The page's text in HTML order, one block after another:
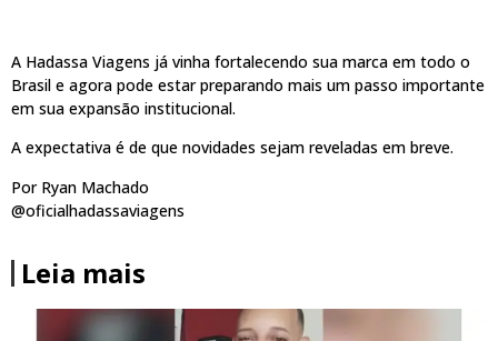
A Hadassa Viagens já vinha fortalecendo sua marca em todo o
Brasil e agora pode estar preparando mais um passo importante
em sua expansão institucional.
A expectativa é de que novidades sejam reveladas em breve.
Por Ryan Machado
@oficialhadassaviagens
Leia mais